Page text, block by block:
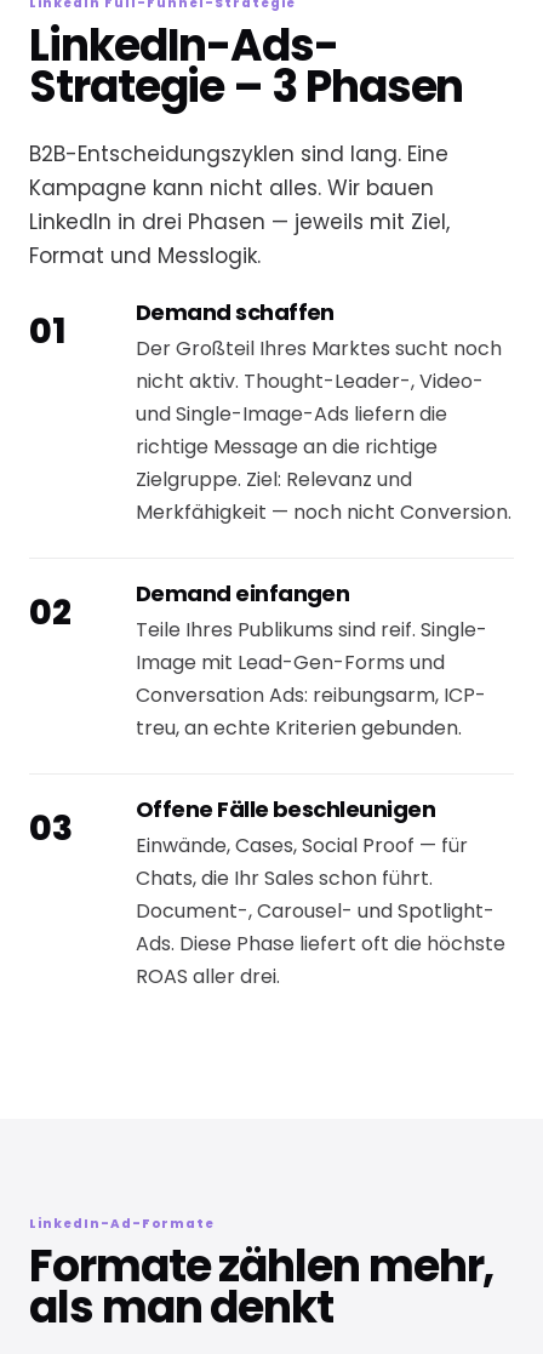
LinkedIn-Ads-
Strategie – 3 Phasen
B2B-Entscheidungszyklen sind lang. Eine
Kampagne kann nicht alles. Wir bauen
LinkedIn in drei Phasen — jeweils mit Ziel,
Format und Messlogik.
01 Demand schaffen
Der Großteil Ihres Marktes sucht noch
nicht aktiv. Thought-Leader-, Video-
und Single-Image-Ads liefern die
richtige Message an die richtige
Zielgruppe. Ziel: Relevanz und
Merkfähigkeit — noch nicht Conversion.
02 Demand einfangen
Teile Ihres Publikums sind reif. Single-
Image mit Lead-Gen-Forms und
Conversation Ads: reibungsarm, ICP-
treu, an echte Kriterien gebunden.
03 Offene Fälle beschleunigen
Einwände, Cases, Social Proof — für
Chats, die Ihr Sales schon führt.
Document-, Carousel- und Spotlight-
Ads. Diese Phase liefert oft die höchste
ROAS aller drei.
LinkedIn-Ad-Formate
Formate zählen mehr,
als man denkt